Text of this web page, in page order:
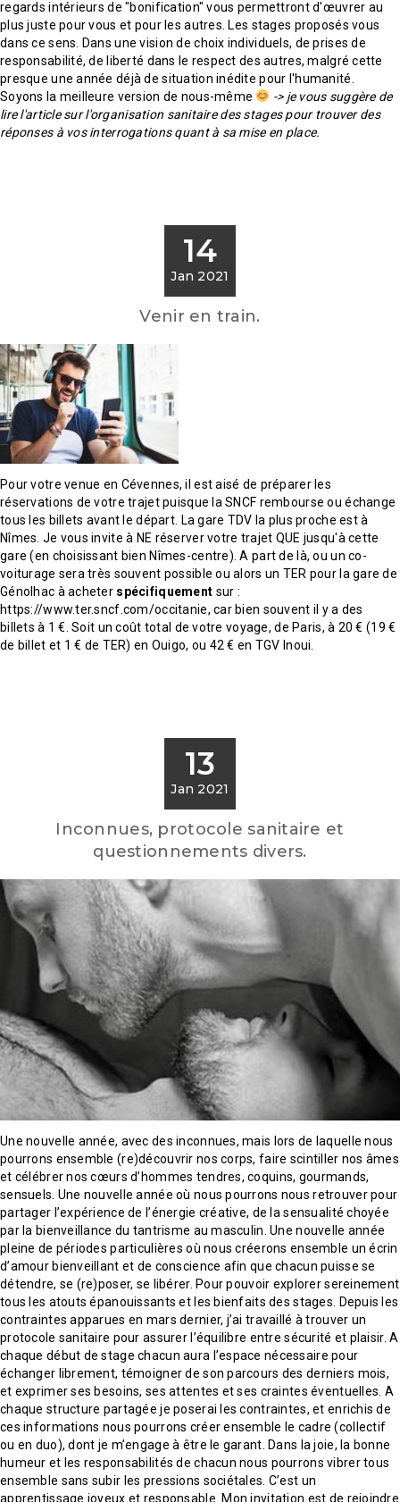
regards intérieurs de "bonification" vous permettront d'œuvrer au
plus juste pour vous et pour les autres. Les stages proposés vous
dans ce sens. Dans une vision de choix individuels, de prises de
responsabilité, de liberté dans le respect des autres, malgré cette
presque une année déjà de situation inédite pour l'humanité.
Soyons la meilleure version de nous-même
-> je vous suggère de
lire l'article sur l'organisation sanitaire des stages pour trouver des
réponses à vos interrogations quant à sa mise en place.
14
Jan 2021
Venir en train.
Pour votre venue en Cévennes, il est aisé de préparer les
réservations de votre trajet puisque la SNCF rembourse ou échange
tous les billets avant le départ. La gare TDV la plus proche est à
Nîmes. Je vous invite à NE réserver votre trajet QUE jusqu'à cette
gare (en choisissant bien Nîmes-centre). A part de là, ou un co-
voiturage sera très souvent possible ou alors un TER pour la gare de
Génolhac à acheter spécifiquement sur :
https://www.ter.sncf.com/occitanie, car bien souvent il y a des
billets à 1 €. Soit un coût total de votre voyage, de Paris, à 20 € (19 €
de billet et 1 € de TER) en Ouigo, ou 42 € en TGV Inoui.
13
Jan 2021
Inconnues, protocole sanitaire et
questionnements divers.
Une nouvelle année, avec des inconnues, mais lors de laquelle nous
pourrons ensemble (re)découvrir nos corps, faire scintiller nos âmes
et célébrer nos cœurs d’hommes tendres, coquins, gourmands,
sensuels. Une nouvelle année où nous pourrons nous retrouver pour
partager l’expérience de l’énergie créative, de la sensualité choyée
par la bienveillance du tantrisme au masculin. Une nouvelle année
pleine de périodes particulières où nous créerons ensemble un écrin
d’amour bienveillant et de conscience afin que chacun puisse se
détendre, se (re)poser, se libérer. Pour pouvoir explorer sereinement
tous les atouts épanouissants et les bienfaits des stages. Depuis les
contraintes apparues en mars dernier, j’ai travaillé à trouver un
protocole sanitaire pour assurer l’équilibre entre sécurité et plaisir. A
chaque début de stage chacun aura l’espace nécessaire pour
échanger librement, témoigner de son parcours des derniers mois,
et exprimer ses besoins, ses attentes et ses craintes éventuelles. A
chaque structure partagée je poserai les contraintes, et enrichis de
ces informations nous pourrons créer ensemble le cadre (collectif
ou en duo), dont je m’engage à être le garant. Dans la joie, la bonne
humeur et les responsabilités de chacun nous pourrons vibrer tous
ensemble sans subir les pressions sociétales. C’est un
apprentissage joyeux et responsable. Mon invitation est de rejoindre